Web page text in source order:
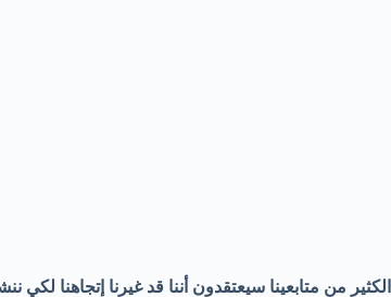
الكثير من متابعينا سيعتقدون أننا قد غيرنا إتجاهنا